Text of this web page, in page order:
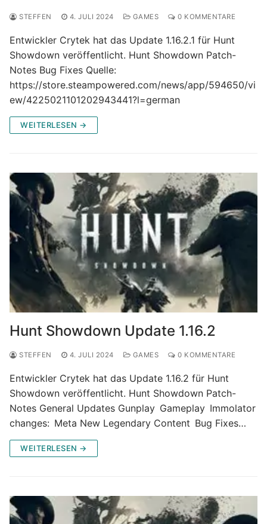
STEFFEN 4. JULI 2024 GAMES 0 KOMMENTARE
Entwickler Crytek hat das Update 1.16.2.1 für Hunt
Showdown veröffentlicht. Hunt Showdown Patch-
Notes Bug Fixes Quelle:
https://store.steampowered.com/news/app/594650/vi
ew/4225021101202943441?l=german
WEITERLESEN →
Hunt Showdown Update 1.16.2
STEFFEN 4. JULI 2024 GAMES 0 KOMMENTARE
Entwickler Crytek hat das Update 1.16.2 für Hunt
Showdown veröffentlicht. Hunt Showdown Patch-
Notes General Updates Gunplay Gameplay Immolator
changes: Meta New Legendary Content Bug Fixes…
WEITERLESEN →